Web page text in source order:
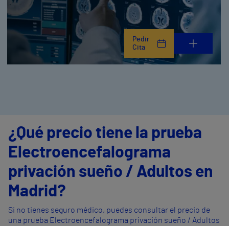
Pedir
Cita
¿Qué precio tiene la prueba
Electroencefalograma
privación sueño / Adultos en
Madrid?
Si no tienes seguro médico, puedes consultar el precio de
una prueba Electroencefalograma privación sueño / Adultos